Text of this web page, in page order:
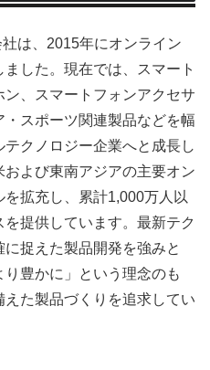
は、2015年にオンライン
した。現在では、スマート
、スマートフォンアクセサ
スポーツ関連製品などを幅
クノロジー企業へと成長し
よび東南アジアの主要オン
拡充し、累計1,000万人以
を提供しています。最新テク
捉えた製品開発を強みと
豊かに」という理念のも
た製品づくりを追求してい